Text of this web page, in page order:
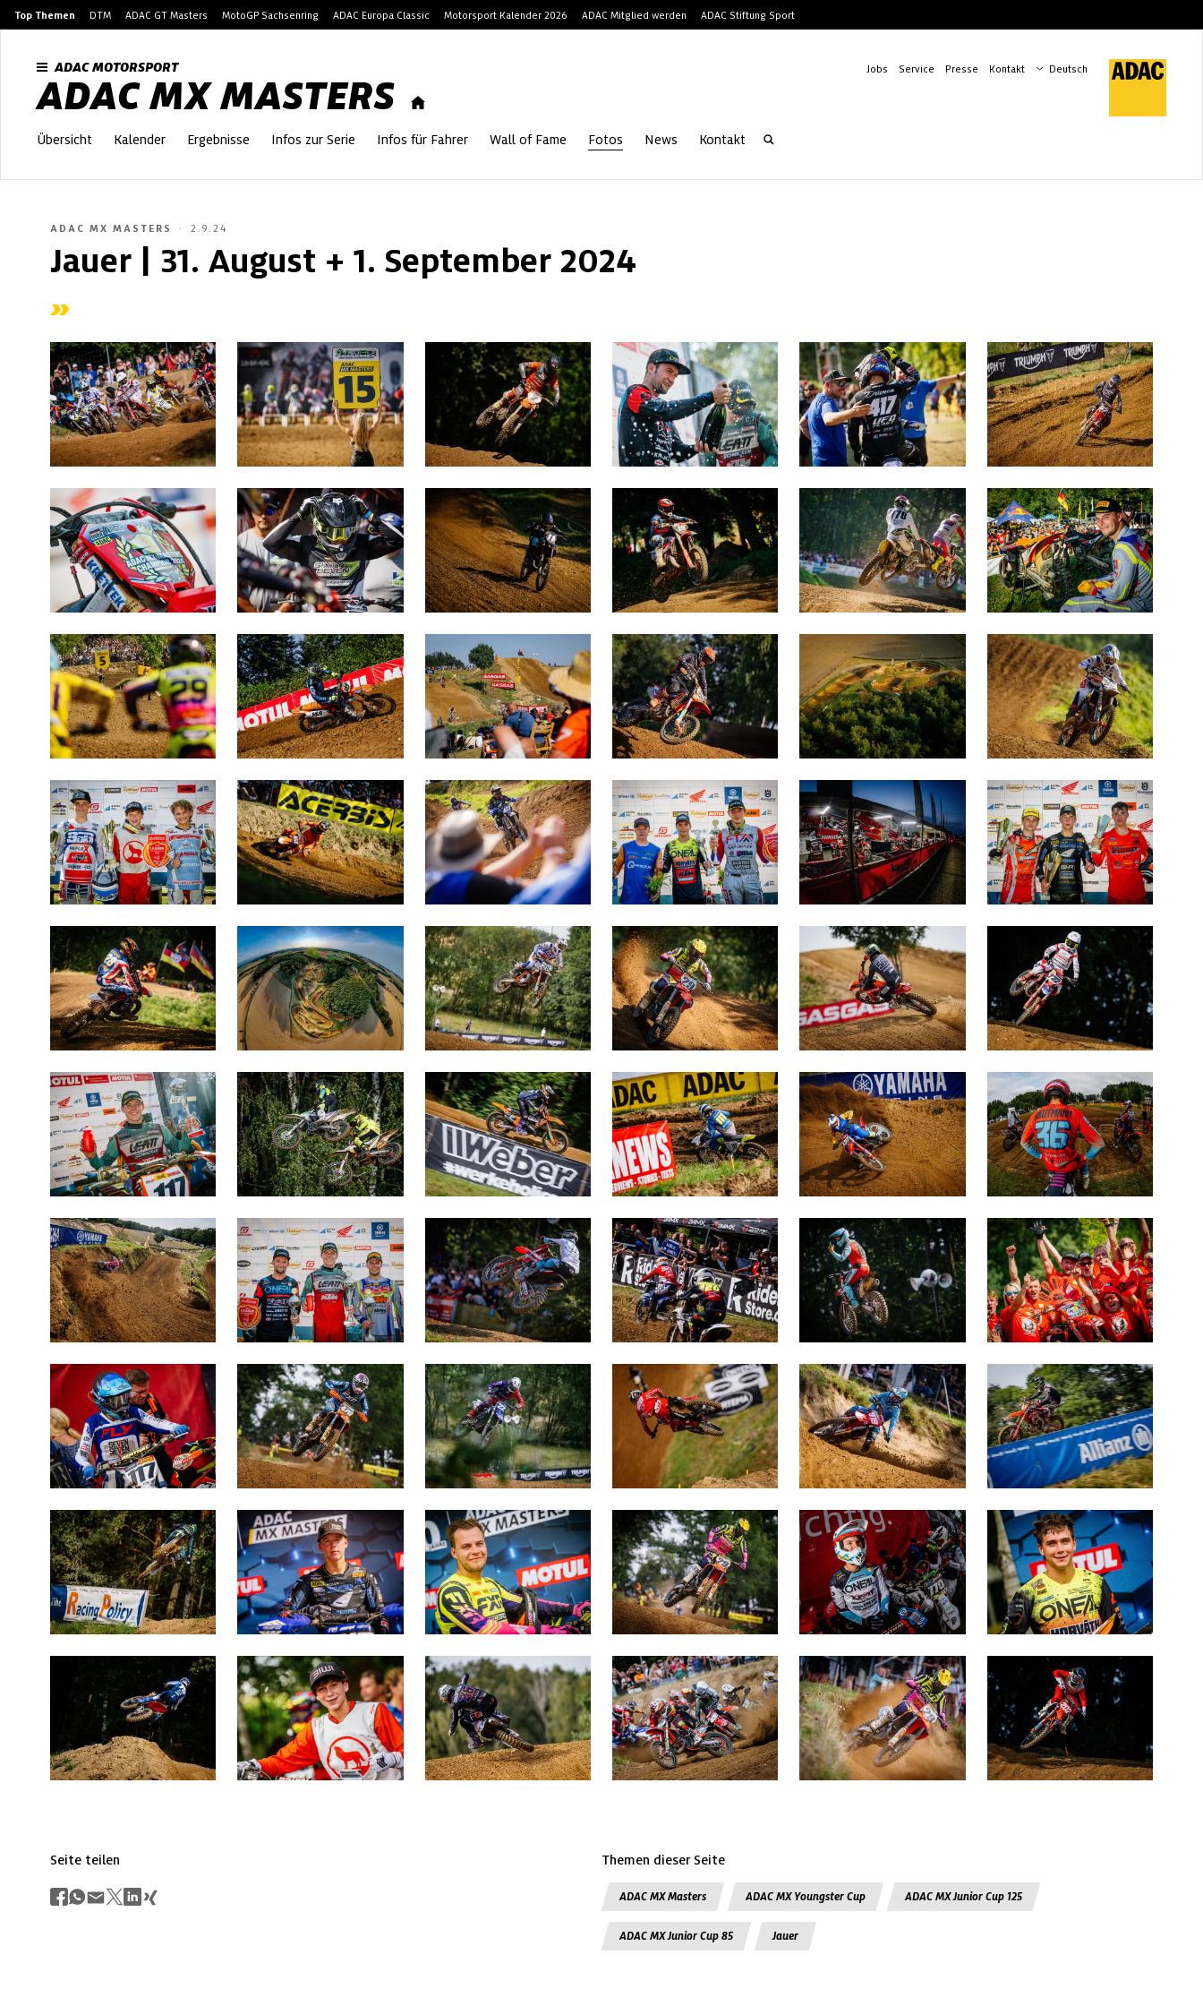
Top Themen DTM ADAC GT Masters MotoGP Sachsenring ADAC Europa Classic Motorsport Kalender 2026 ADAC Mitglied werden ADAC Stiftung Sport
ADAC MOTORSPORT
ADAC MX MASTERS
Jobs Service Presse Kontakt
Übersicht Kalender Ergebnisse Infos zur Serie Infos für Fahrer Wall of Fame Fotos News Kontakt
ADAC MX MASTERS 2.9.24
Jauer | 31. August + 1. September 2024
Seite teilen Themen dieser Seite
ADAC MX Masters ADAC MX Youngster Cup ADAC MX Junior Cup 125
ADAC MX Junior Cup 85 Jauer